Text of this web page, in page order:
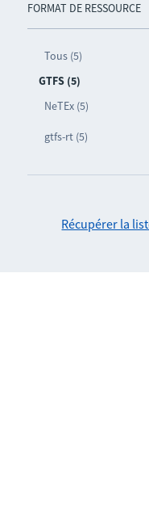
FORMAT DE RESSOURCE
Tous (5)
GTFS (5)
NeTEx (5)
gtfs-rt (5)
Récupérer la